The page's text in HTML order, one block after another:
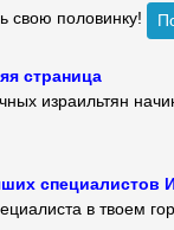
свою половинку!
страница
израильтян
специалистов
в твоем